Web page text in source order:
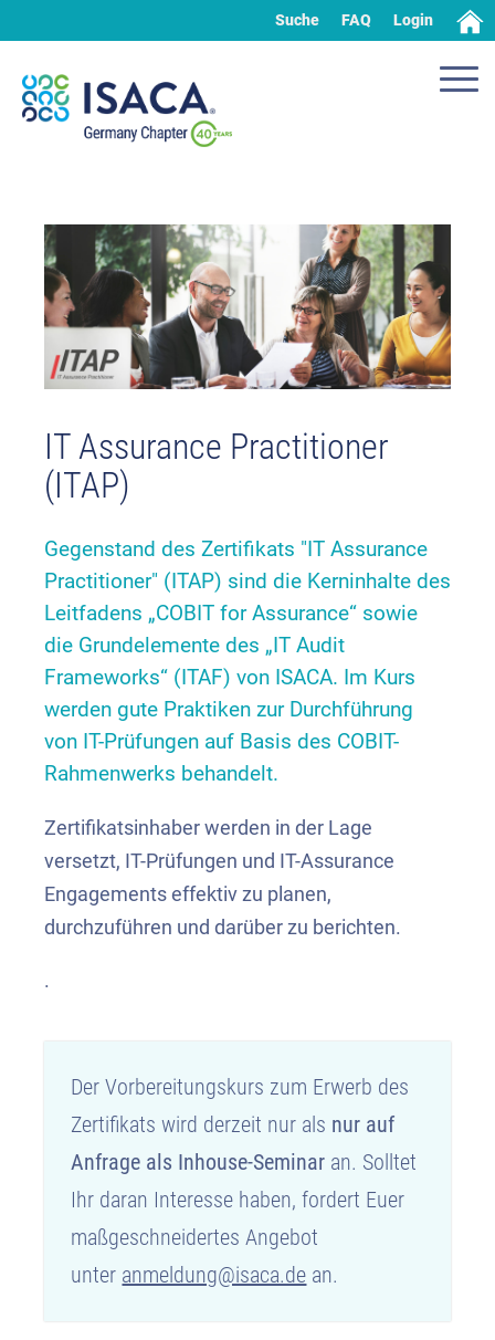
Suche FAQ Login
IT Assurance Practitioner
(ITAP)
Gegenstand des Zertifikats "IT Assurance
Practitioner" (ITAP) sind die Kerninhalte des
Leitfadens „COBIT for Assurance“ sowie
die Grundelemente des „IT Audit
Frameworks“ (ITAF) von ISACA. Im Kurs
werden gute Praktiken zur Durchführung
von IT-Prüfungen auf Basis des COBIT-
Rahmenwerks behandelt.
Zertifikatsinhaber werden in der Lage
versetzt, IT-Prüfungen und IT-Assurance
Engagements effektiv zu planen,
durchzuführen und darüber zu berichten.
.
Der Vorbereitungskurs zum Erwerb des
Zertifikats wird derzeit nur als nur auf
Anfrage als Inhouse-Seminar an. Solltet
Ihr daran Interesse haben, fordert Euer
maßgeschneidertes Angebot
unter anmeldung@isaca.de an.